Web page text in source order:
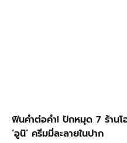
ฟินคำต่อคำ! ปักหมุด 7 ร้านโ
‘อูนิ’ ครีมมี่ละลายในปาก